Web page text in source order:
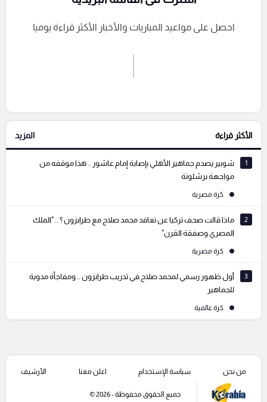
إرسال تعليق
التعليقات السابقة
احصل على مواعيد المباريات والأخبار الأكثر قراءة يوميا
الأكثر قراءة المزيد
1
شوبير يصدم جماهير الأهلي بإصابة إمام عاشور .. هذا موقفه من
مواجهة برشلونة
كرة مصرية
2
ماذا قالت صحف تركيا عن تعاقد محمد صلاح مع طرابزون ؟ .. "الملك
المصري وصفقة القرن"
كرة مصرية
3
أول ظهور رسمي لمحمد صلاح في تدريب طرابزون .. ومفاجأة مدوية
للجماهير
كرة عالمية
من نحن سياسة الإستخدام اعلن معنا الأرشيف
جميع الحقوق محفوظة - 2026 ©